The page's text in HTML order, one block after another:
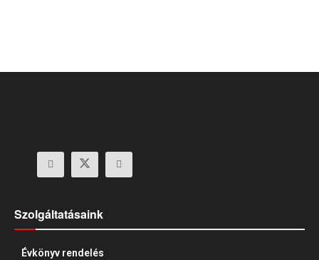
Szolgáltatásaink
Évkönyv rendelés